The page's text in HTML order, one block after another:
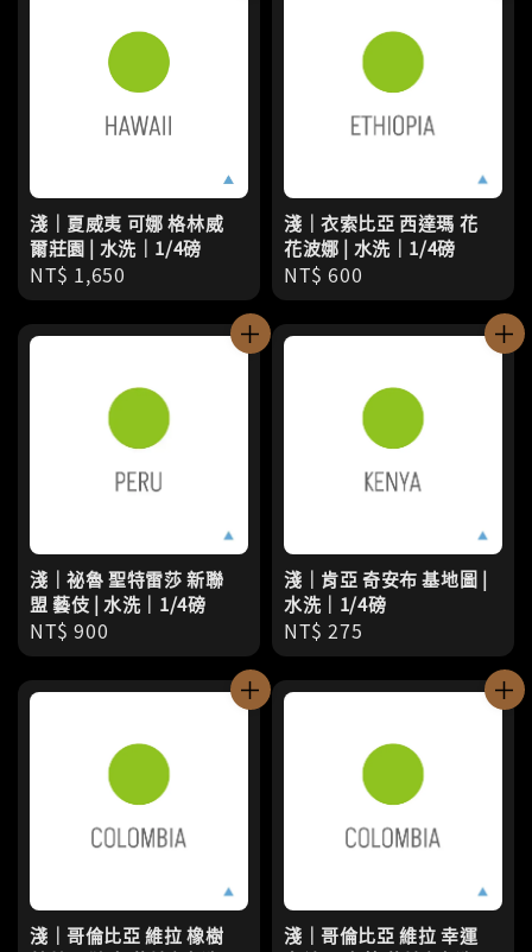
淺｜夏威夷 可娜 格林威
爾莊園 | 水洗｜1/4磅
Regular
price
NT$ 1,650
淺｜衣索比亞 西達瑪 花
花波娜 | 水洗｜1/4磅
Regular
price
NT$ 600
淺｜祕魯 聖特雷莎 新聯
盟 藝伎 | 水洗｜1/4磅
Regular
price
NT$ 900
淺｜肯亞 奇安布 基地圖 |
水洗｜1/4磅
Regular
price
NT$ 275
淺｜哥倫比亞 維拉 橡樹
淺｜哥倫比亞 維拉 幸運